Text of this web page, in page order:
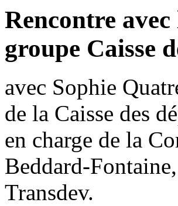
Rencontre
groupe Caisse
avec Sophie
de la Caisse des
en charge de la
Beddard-
Transdev.